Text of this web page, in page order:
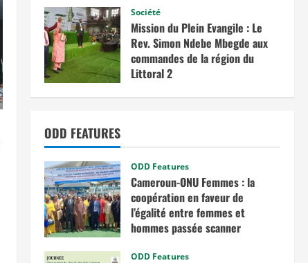
Société
Mission du Plein Evangile : Le
Rev. Simon Ndebe Mbegde aux
commandes de la région du
Littoral 2
ODD FEATURES
ODD Features
Cameroun-ONU Femmes : la
coopération en faveur de
l’égalité entre femmes et
hommes passée scanner
ODD Features